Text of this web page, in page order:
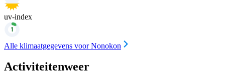
uv-index
Alle klimaatgegevens voor Nonokon
Activiteitenweer